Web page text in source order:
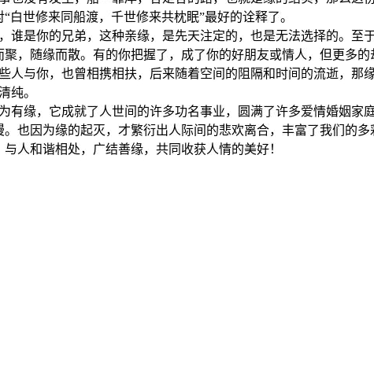
世修来同船渡，千世修来共枕眠”最好的诠释了。
是你的兄弟，这种亲缘，是先天注定的，也是无法选择的。至
，随缘而散。有的你把握了，成了你的好朋友或情人，但更多
与你，也曾相携相扶，后来随着空间的阻隔和时间的流逝，那
纯。
缘，它成就了人世间的许多功名事业，圆满了许多爱情婚姻家
也因为缘的起灭，才繁衍出人际间的悲欢离合，丰富了我们的
人和谐相处，广结善缘，共同收获人情的美好！